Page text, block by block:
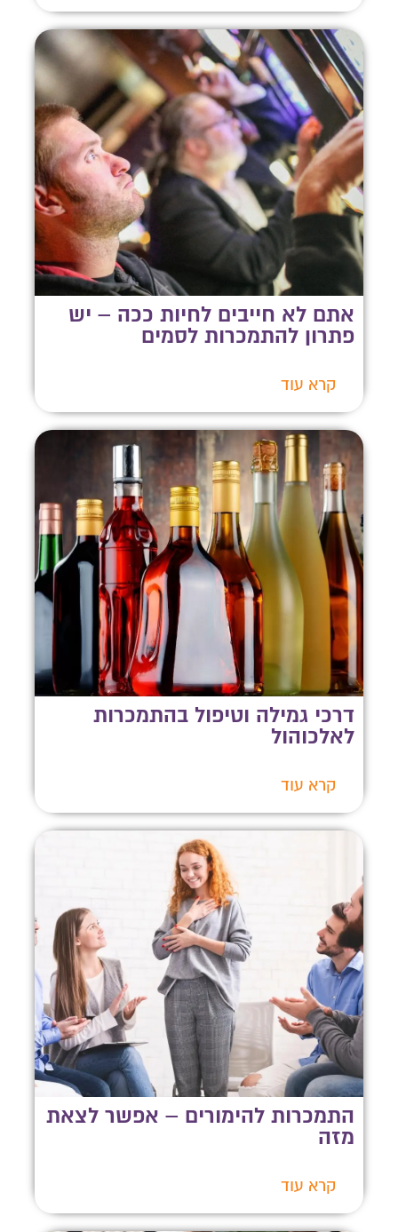
אתם לא חייבים לחיות ככה – יש
פתרון להתמכרות לסמים
קרא עוד
דרכי גמילה וטיפול בהתמכרות
לאלכוהול
קרא עוד
התמכרות להימורים – אפשר לצאת
מזה
קרא עוד